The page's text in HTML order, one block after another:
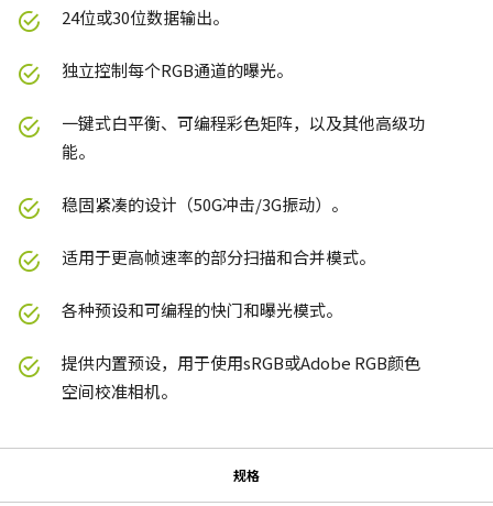
24位或30位数据输出。
独立控制每个RGB通道的曝光。
一键式白平衡、可编程彩色矩阵，以及其他高级功
能。
稳固紧凑的设计（50G冲击/3G振动）。
适用于更高帧速率的部分扫描和合并模式。
各种预设和可编程的快门和曝光模式。
提供内置预设，用于使用sRGB或Adobe RGB颜色
空间校准相机。
规格